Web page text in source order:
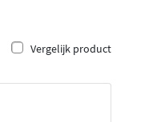
Vergelijk product